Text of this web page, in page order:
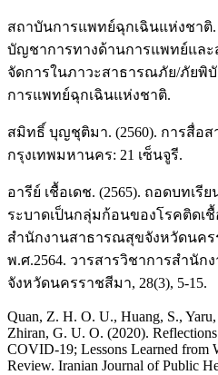
สถาบันการแพทย์ฉุกเฉินแห่งชาติ.
บัญชาการทางด้านการแพทย์แล
จัดการในภาวะสาธารณภัย/ภัยพิ
การแพทย์ฉุกเฉินแห่งชาติ.
สมิทธิ์ บุญชุติมา. (2560). การสื่อส
กรุงเทพมหานคร: 21 เซ็นจูรี.
อารีย์ เชื้อเดช. (2565). ถอดบทเรี
ระบาดเป็นกลุ่มก้อนของโรคติดเชื้
สำนักงานสาธารณสุขจังหวัดนคร
พ.ศ.2564. วารสารวิชาการสำนั
จังหวัดนครราชสีมา, 28(3), 5-15.
Quan, Z. H. O. U., Huang, S.,
Zhiran, G. U. O. (2020).
COVID-19; Lessons Learned from
Review. Iranian Journal of Public